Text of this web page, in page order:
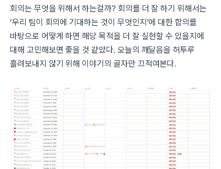
회의는 무엇을 위해서 하는걸까? 회의를 더 잘 하기 위해서는
‘우리 팀이 회의에 기대하는 것이 무엇인지’에 대한 합의를
바탕으로 어떻게 하면 해당 목적을 더 잘 실현할 수 있을지에
대해 고민해보면 좋을 것 같았다. 오늘의 깨달음을 허투루
흘려보내지 않기 위해 이야기의 골자만 끄적여본다.